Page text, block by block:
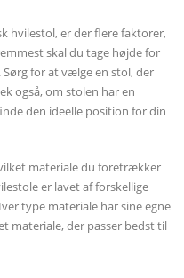
hvilestol, er der flere faktorer,
skal du tage højde for
for at vælge en stol, der
også, om stolen har en
den ideelle position for din
materiale du foretrækker
er lavet af forskellige
type materiale har sine egne
materiale, der passer bedst til